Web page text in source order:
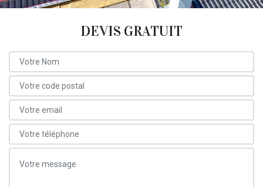
DEVIS GRATUIT